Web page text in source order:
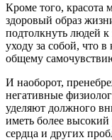
Кроме того, красота
здоровый образ
подтолкнуть людей
уходу за собой, что
общему
И наоборот,
негативные
уделяют должного
иметь более высокий
сердца и других